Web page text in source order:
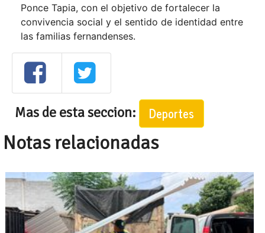
Ponce Tapia, con el objetivo de fortalecer la
convivencia social y el sentido de identidad entre
las familias fernandenses.
Mas de esta seccion: Deportes
Notas relacionadas